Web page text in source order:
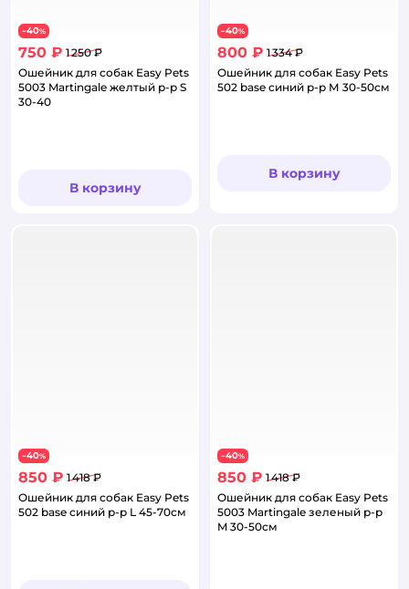
−40%
750 ₽ 1 250 ₽
Ошейник для собак Easy Pets
5003 Martingale желтый р-р S
30-40
В корзину
−40%
800 ₽ 1 334 ₽
Ошейник для собак Easy Pets
502 base синий р-р М 30-50см
В корзину
−40%
850 ₽ 1 418 ₽
Ошейник для собак Easy Pets
502 base синий р-р L 45-70см
−40%
850 ₽ 1 418 ₽
Ошейник для собак Easy Pets
5003 Martingale зеленый р-р
M 30-50см